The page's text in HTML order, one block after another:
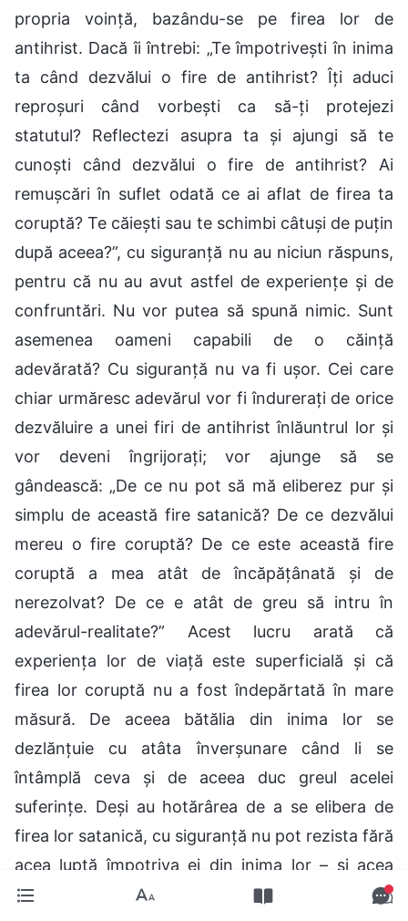
propria voință, bazându-se pe firea lor de
antihrist. Dacă îi întrebi: „Te împotrivești în inima
ta când dezvălui o fire de antihrist? Îți aduci
reproșuri când vorbești ca să-ți protejezi
statutul? Reflectezi asupra ta și ajungi să te
cunoști când dezvălui o fire de antihrist? Ai
remușcări în suflet odată ce ai aflat de firea ta
coruptă? Te căiești sau te schimbi câtuși de puțin
după aceea?”, cu siguranță nu au niciun răspuns,
pentru că nu au avut astfel de experiențe și de
confruntări. Nu vor putea să spună nimic. Sunt
asemenea oameni capabili de o căință
adevărată? Cu siguranță nu va fi ușor. Cei care
chiar urmăresc adevărul vor fi îndurerați de orice
dezvăluire a unei firi de antihrist înlăuntrul lor și
vor deveni îngrijorați; vor ajunge să se
gândească: „De ce nu pot să mă eliberez pur și
simplu de această fire satanică? De ce dezvălui
mereu o fire coruptă? De ce este această fire
coruptă a mea atât de încăpățânată și de
nerezolvat? De ce e atât de greu să intru în
adevărul-realitate?” Acest lucru arată că
experiența lor de viață este superficială și că
firea lor coruptă nu a fost îndepărtată în mare
măsură. De aceea bătălia din inima lor se
dezlănțuie cu atâta înverșunare când li se
întâmplă ceva și de aceea duc greul acelei
suferințe. Deși au hotărârea de a se elibera de
firea lor satanică, cu siguranță nu pot rezista fără
acea luptă împotriva ei din inima lor – și acea
stare de conflict se intensifică pe zi ce trece. Pe